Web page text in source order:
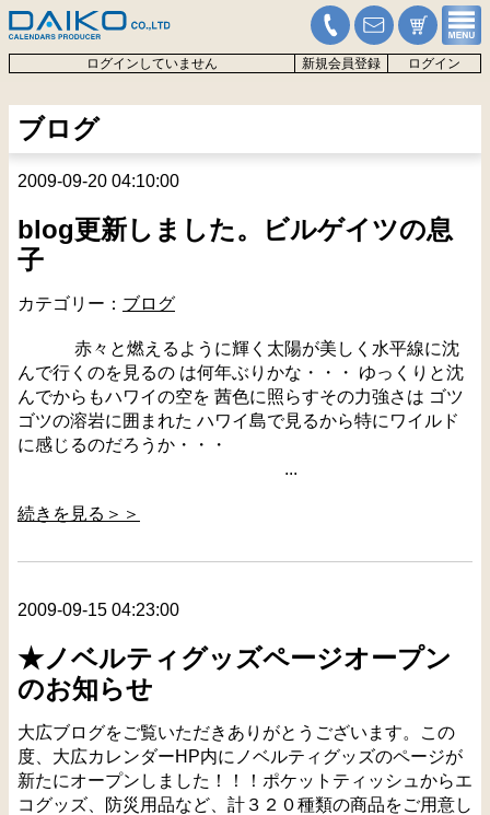
ログインしていません 新規会員登録 ログイン
ブログ
2009-09-20 04:10:00
blog更新しました。ビルゲイツの息
子
カテゴリー： ブログ
赤々と燃えるように輝く太陽が美しく水平線に沈
んで行くのを見るの は何年ぶりかな・・・ ゆっくりと沈
んでからもハワイの空を 茜色に照らすその力強さは ゴツ
ゴツの溶岩に囲まれた ハワイ島で見るから特にワイルド
に感じるのだろうか・・・
...
続きを見る＞＞
2009-09-15 04:23:00
★ノベルティグッズページオープン
のお知らせ
大広ブログをご覧いただきありがとうございます。この
度、大広カレンダーHP内にノベルティグッズのページが
新たにオープンしました！！！ポケットティッシュからエ
コグッズ、防災用品など、計３２０種類の商品をご用意し